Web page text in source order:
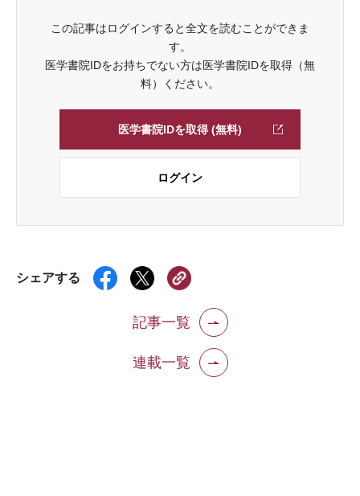
この記事はログインすると全文を読むことができま
す。
医学書院IDをお持ちでない方は医学書院IDを取得（無
料）ください。
医学書院IDを取得 (無料)
ログイン
シェアする
記事一覧
連載一覧